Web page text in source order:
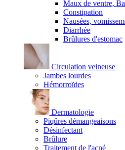
Maux de ventre,
Constipation
Nausées,
Diarrhée
Brûlures d'estomac
Circulation veineuse
Jambes lourdes
Hémorroïdes
Dermatologie
Piqûres démangeaisons
Désinfectant
Brûlure
Traitement de l'acné